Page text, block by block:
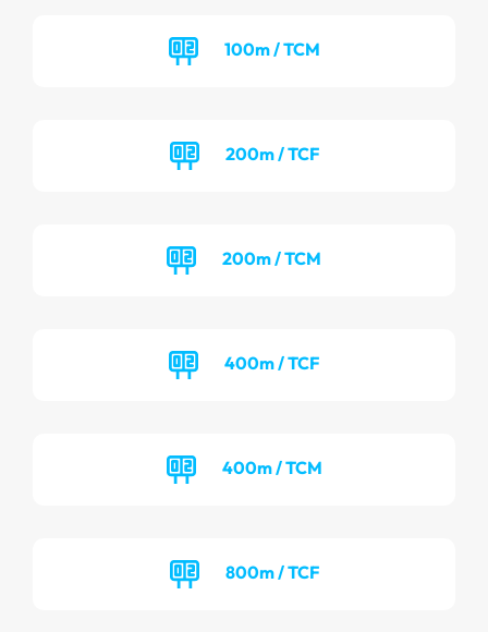
100m / TCM
200m / TCF
200m / TCM
400m / TCF
400m / TCM
800m / TCF